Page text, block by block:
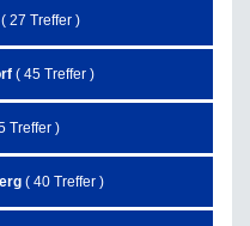
( 27 Treffer )
( 45 Treffer )
Treffer )
( 40 Treffer )